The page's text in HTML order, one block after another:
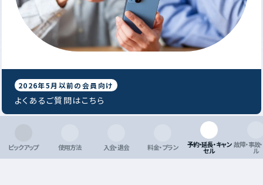
2026年5月以前の会員向け
よくあるご質問はこちら
ピックアップ 使用方法 入会・退会 料金・プラン 予約・延長・キャン
セル
故障・事故
ル